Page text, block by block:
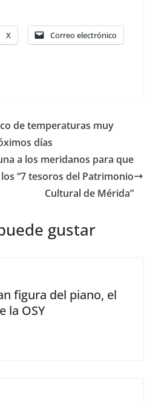
X Correo electrónico
de temperaturas muy
días
a los meridanos para que
“7 tesoros del Patrimonio
Cultural de Mérida”
gustar
figura del piano, el
la OSY